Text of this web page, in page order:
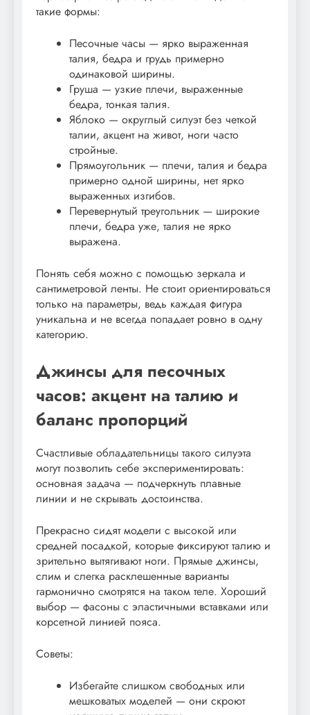
такие формы:
Песочные часы — ярко выраженная
талия, бедра и грудь примерно
одинаковой ширины.
Груша — узкие плечи, выраженные
бедра, тонкая талия.
Яблоко — округлый силуэт без четкой
талии, акцент на живот, ноги часто
стройные.
Прямоугольник — плечи, талия и бедра
примерно одной ширины, нет ярко
выраженных изгибов.
Перевернутый треугольник — широкие
плечи, бедра уже, талия не ярко
выражена.
Понять себя можно с помощью зеркала и
сантиметровой ленты. Не стоит ориентироваться
только на параметры, ведь каждая фигура
уникальна и не всегда попадает ровно в одну
категорию.
Джинсы для песочных
часов: акцент на талию и
баланс пропорций
Счастливые обладательницы такого силуэта
могут позволить себе экспериментировать:
основная задача — подчеркнуть плавные
линии и не скрывать достоинства.
Прекрасно сидят модели с высокой или
средней посадкой, которые фиксируют талию и
зрительно вытягивают ноги. Прямые джинсы,
слим и слегка расклешенные варианты
гармонично смотрятся на таком теле. Хороший
выбор — фасоны с эластичными вставками или
корсетной линией пояса.
Советы:
Избегайте слишком свободных или
мешковатых моделей — они скроют